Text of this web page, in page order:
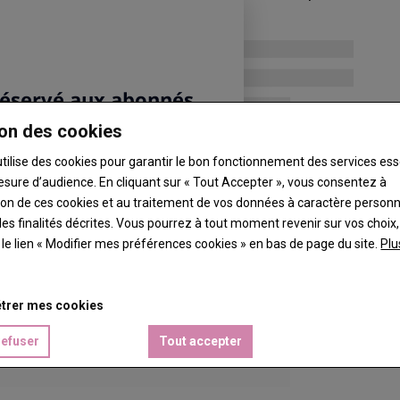
maternité fermée.
des cookies
des cookies pour garantir le bon fonctionnement des services
d’audience. En cliquant sur « Tout Accepter », vous consentez à
de ces cookies et au traitement de vos données à caractère
finalités décrites. Vous pourrez à tout moment revenir sur vos
lien « Modifier mes préférences cookies » en bas de page du site.
mes cookies
Tout accepter